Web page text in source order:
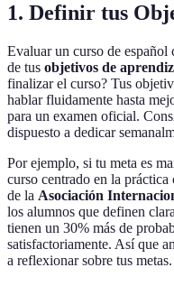
1. Definir tus
Evaluar un curso de español
de tus objetivos de
finalizar el curso? Tus
hablar fluidamente hasta
para un examen oficial.
dispuesto a dedicar
Por ejemplo, si tu meta es
curso centrado en la
de la Asociación
los alumnos que definen
tienen un 30% más de
satisfactoriamente. Así que
a reflexionar sobre tus metas.